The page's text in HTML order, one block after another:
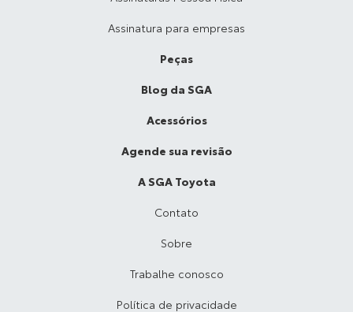
Assinatura para empresas
Peças
Blog da SGA
Acessórios
Agende sua revisão
A SGA Toyota
Contato
Sobre
Trabalhe conosco
Política de privacidade